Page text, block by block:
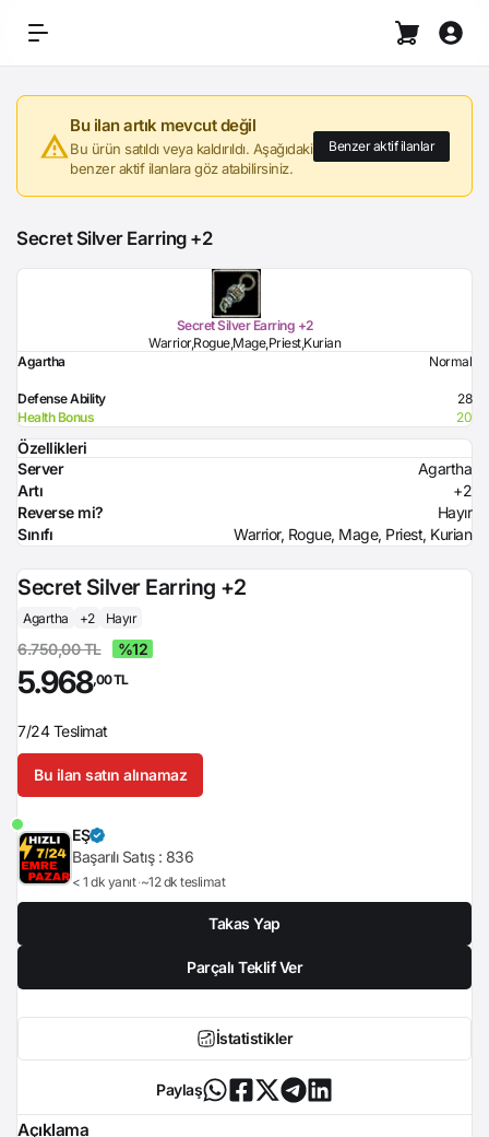
Bu ilan artık mevcut değil
Bu ürün satıldı veya kaldırıldı. Aşağıdaki
benzer aktif ilanlara göz atabilirsiniz.
Benzer aktif ilanlar
Secret Silver Earring +2
Secret Silver Earring +2
Warrior,Rogue,Mage,Priest,Kurian
Agartha
Normal
Defense Ability
28
Health Bonus
20
Özellikleri
Server
Agartha
Artı
+2
Reverse mi?
Hayır
Sınıfı
Warrior, Rogue, Mage, Priest, Kurian
Secret Silver Earring +2
Agartha +2 Hayır
6.750,00 TL %12
5.968,00 TL
7/24 Teslimat
Bu ilan satın alınamaz
EŞ
Başarılı Satış : 836
< 1 dk yanıt ~12 dk teslimat
Takas Yap
Parçalı Teklif Ver
İstatistikler
Paylaş
Açıklama